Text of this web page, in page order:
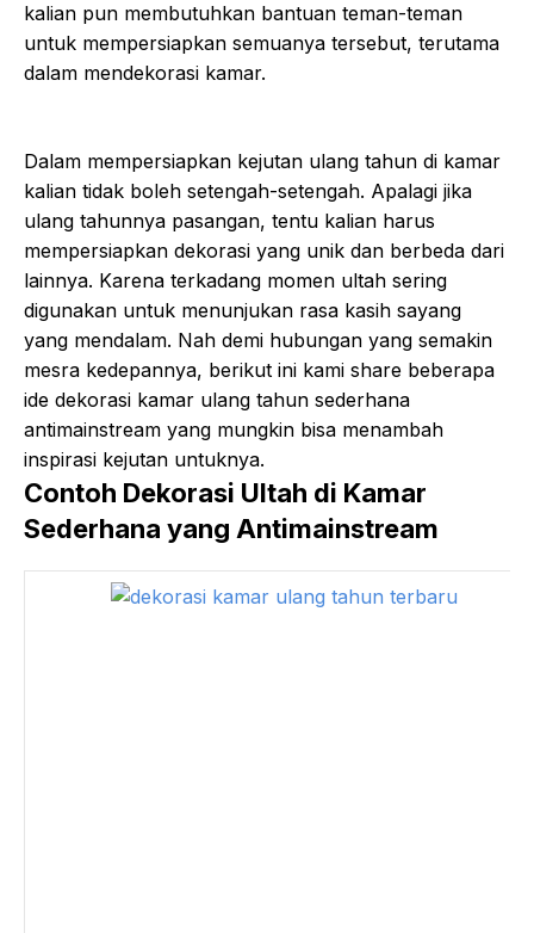
kalian pun membutuhkan bantuan teman-teman
untuk mempersiapkan semuanya tersebut, terutama
dalam mendekorasi kamar.
Dalam mempersiapkan kejutan ulang tahun di kamar
kalian tidak boleh setengah-setengah. Apalagi jika
ulang tahunnya pasangan, tentu kalian harus
mempersiapkan dekorasi yang unik dan berbeda dari
lainnya. Karena terkadang momen ultah sering
digunakan untuk menunjukan rasa kasih sayang
yang mendalam. Nah demi hubungan yang semakin
mesra kedepannya, berikut ini kami share beberapa
ide dekorasi kamar ulang tahun sederhana
antimainstream yang mungkin bisa menambah
inspirasi kejutan untuknya.
Contoh Dekorasi Ultah di Kamar
Sederhana yang Antimainstream